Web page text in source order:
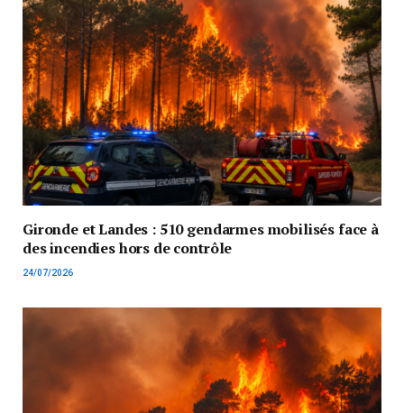
Gironde et Landes : 510 gendarmes mobilisés face à
des incendies hors de contrôle
24/07/2026